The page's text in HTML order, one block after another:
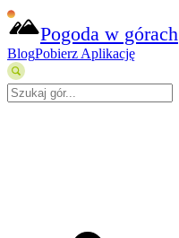
Pogoda w górach
BlogPobierz Aplikację